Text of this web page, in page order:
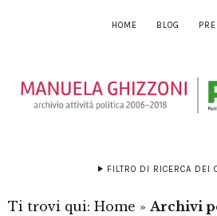
HOME BLOG
FILTRO DI RICERCA DEI
Ti trovi qui: Home » Archivi